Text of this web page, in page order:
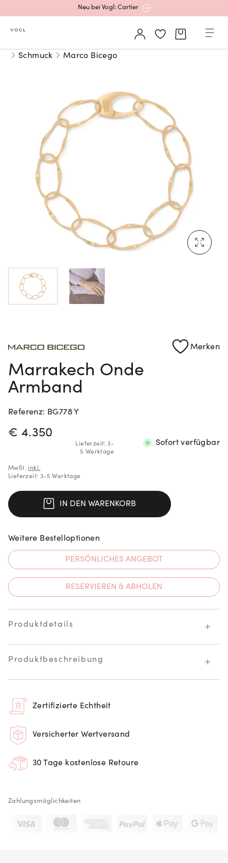
Neu bei Vogl: Cartier
Mehr erfahren: Ikonische Uhren von Cartier
Rolex Certified Pre-Owned entdecken
Neu bei Vogl: Uhren von Grand Seiko
Mehr erfahren: Ikonische Uhren von Cartier
Rolex Certified Pre-Owned entdecken
Schmuck Marco Bicego
Merken
Marrakech Onde
Armband
Referenz: BG778 Y
Sofort verfügbar
PREISINFORMATIONEN
€ 4.350
Lieferzeit: 3-
5 Werktage
MwSt. inkl.
Lieferzeit: 3-5 Werktage
IN DEN WARENKORB
Weitere Bestelloptionen
PERSÖNLICHES ANGEBOT
RESERVIEREN & ABHOLEN
Produktdetails
Produktbeschreibung
Zertifizierte Echtheit
Versicherter Wertversand
30 Tage kostenlose Retoure
Zahlungsmöglichkeiten